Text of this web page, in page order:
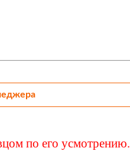
по его усмотрению.